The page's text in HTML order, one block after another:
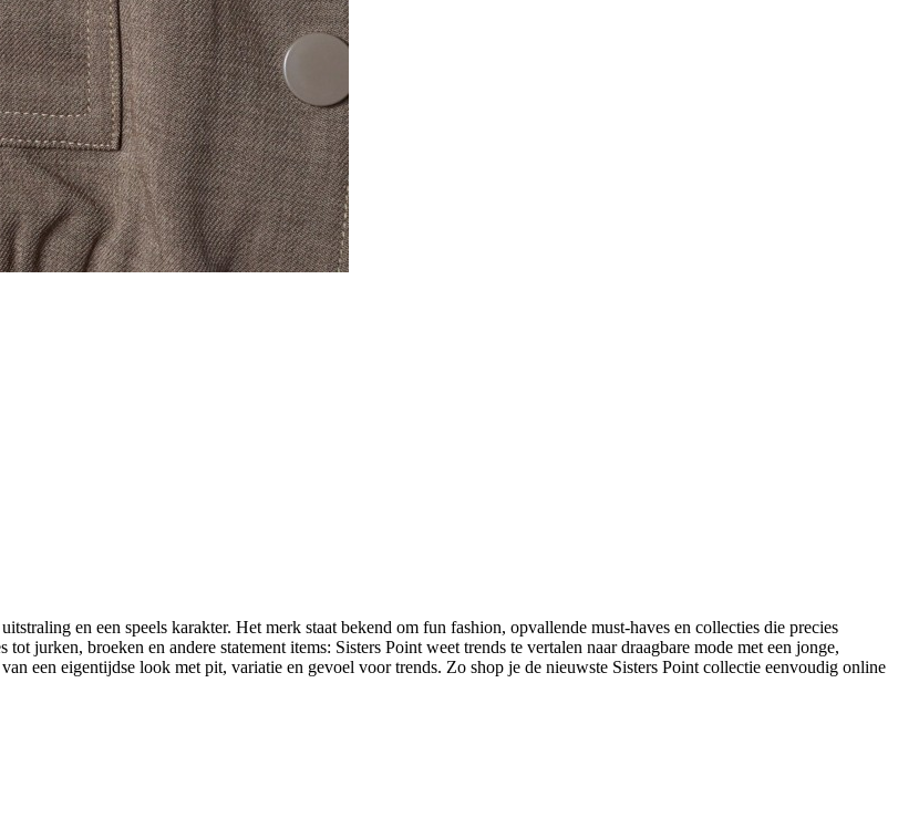
en een speels karakter. Het merk staat bekend om fun fashion, opvallende must-haves en collecties die precies
jurken, broeken en andere statement items: Sisters Point weet trends te vertalen naar draagbare mode met een jonge,
een eigentijdse look met pit, variatie en gevoel voor trends. Zo shop je de nieuwste Sisters Point collectie eenvoudig online